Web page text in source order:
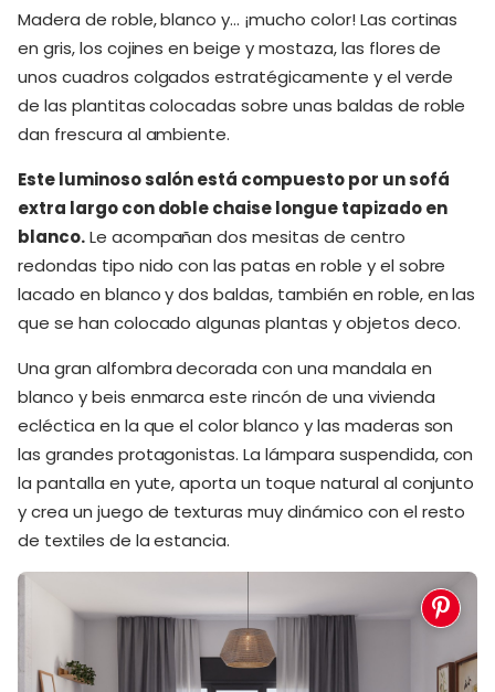
Madera de roble, blanco y… ¡mucho color! Las cortinas
en gris, los cojines en beige y mostaza, las flores de
unos cuadros colgados estratégicamente y el verde
de las plantitas colocadas sobre unas baldas de roble
dan frescura al ambiente.
Este luminoso salón está compuesto por un sofá
extra largo con doble chaise longue tapizado en
blanco.Le acompañan dos mesitas de centro
redondas tipo nido con las patas en roble y el sobre
lacado en blanco y dos baldas, también en roble, en las
que se han colocado algunas plantas y objetos deco.
Una gran alfombra decorada con una mandala en
blanco y beis enmarca este rincón de una vivienda
ecléctica en la que el color blanco y las maderas son
las grandes protagonistas. La lámpara suspendida, con
la pantalla en yute, aporta un toque natural al conjunto
y crea un juego de texturas muy dinámico con el resto
de textiles de la estancia.